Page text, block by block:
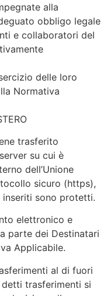
alla
obbligo legale
e collaboratori del
delle loro
Normativa
trasferito
su cui è
dell’Unione
sicuro (https),
sono protetti.
elettronico e
parte dei Destinatari
Applicabile.
al di fuori
trasferimenti si